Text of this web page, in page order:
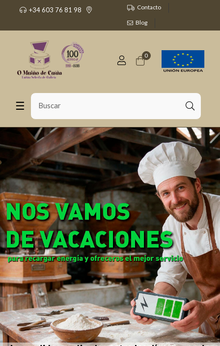
+34 603 76 81 98 Contacto
Blog
Navegación
de
palanca
☰
0